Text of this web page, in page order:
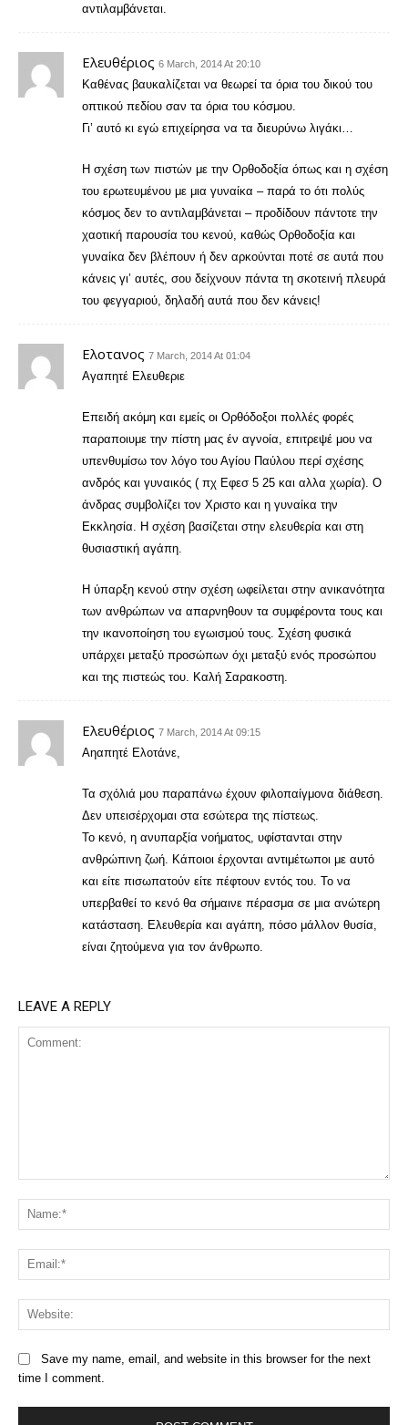
αντιλαμβάνεται.
Ελευθέριος 6 March, 2014 At 20:10
Kαθένας βαυκαλίζεται να θεωρεί τα όρια του δικού του
οπτικού πεδίου σαν τα όρια του κόσμου.
Γι’ αυτό κι εγώ επιχείρησα να τα διευρύνω λιγάκι…
Η σχέση των πιστών με την Ορθοδοξία όπως και η σχέση
του ερωτευμένου με μια γυναίκα – παρά το ότι πολύς
κόσμος δεν το αντιλαμβάνεται – προδίδουν πάντοτε την
χαοτική παρουσία του κενού, καθώς Ορθοδοξία και
γυναίκα δεν βλέπουν ή δεν αρκούνται ποτέ σε αυτά που
κάνεις γι’ αυτές, σου δείχνουν πάντα τη σκοτεινή πλευρά
του φεγγαριού, δηλαδή αυτά που δεν κάνεις!
Eλοτανος 7 March, 2014 At 01:04
Αγαπητέ Ελευθεριε
Επειδή ακόμη και εμείς οι Ορθόδοξοι πολλές φορές
παραποιυμε την πίστη μας έν αγνοία, επιτρεψέ μου να
υπενθυμίσω τον λόγο του Αγίου Παύλου περί σχέσης
ανδρός και γυναικός ( πχ Εφεσ 5 25 και αλλα χωρία). Ο
άνδρας συμβολίζει τον Χριστο και η γυναίκα την
Εκκλησία. Η σχέση βασίζεται στην ελευθερία και στη
θυσιαστική αγάπη.
Η ύπαρξη κενού στην σχέση ωφείλεται στην ανικανότητα
των ανθρώπων να απαρνηθουν τα συμφέροντα τους και
την ικανοποίηση του εγωισμού τους. Σχέση φυσικά
υπάρχει μεταξύ προσώπων όχι μεταξύ ενός προσώπου
και της πιστεώς του. Καλή Σαρακοστη.
Ελευθέριος 7 March, 2014 At 09:15
Αηαπητέ Ελοτάνε,
Τα σχόλιά μου παραπάνω έχουν φιλοπαίγμονα διάθεση.
Δεν υπεισέρχομαι στα εσώτερα της πίστεως.
Το κενό, η ανυπαρξία νοήματος, υφίστανται στην
ανθρώπινη ζωή. Κάποιοι έρχονται αντιμέτωποι με αυτό
και είτε πισωπατούν είτε πέφτουν εντός του. Το να
υπερβαθεί το κενό θα σήμαινε πέρασμα σε μια ανώτερη
κατάσταση. Ελευθερία και αγάπη, πόσο μάλλον θυσία,
είναι ζητούμενα για τον άνθρωπο.
LEAVE A REPLY
Save my name, email, and website in this browser for the next
time I comment.